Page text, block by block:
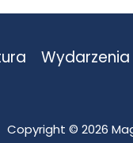
Wydarzenia
Copyright © 2026